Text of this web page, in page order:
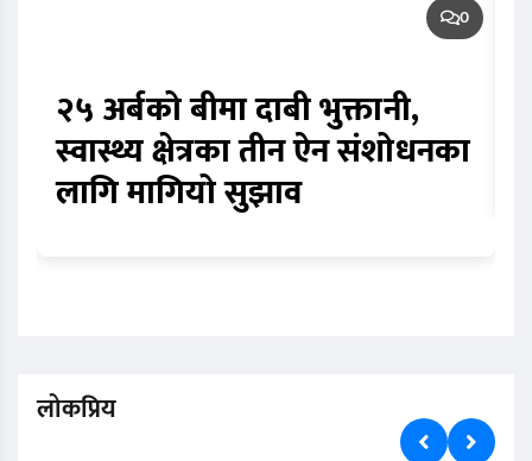
0
२५ अर्बको बीमा दाबी भुक्तानी,
स्वास्थ्य क्षेत्रका तीन ऐन संशोधनका
लागि मागियो सुझाव
लोकप्रिय